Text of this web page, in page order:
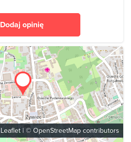
Dodaj opinię
Leaflet | ©OpenStreetMapcontributors